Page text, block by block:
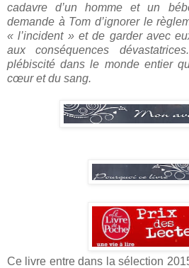
cadavre d’un homme et un
demande à Tom d’ignorer le
« l’incident » et de garder avec
aux conséquences
plébiscité dans le monde entier
cœur et du sang.
Ce livre entre dans la sélection